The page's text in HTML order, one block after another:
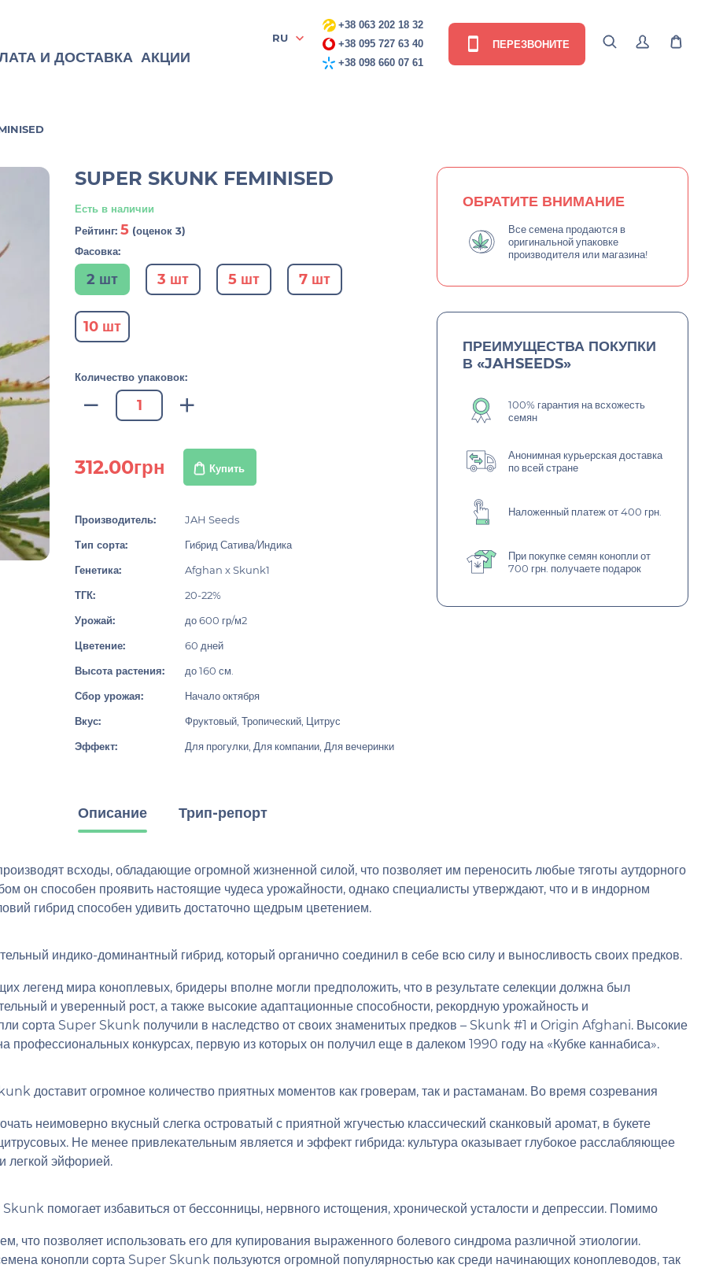
И ДОСТАВКА АКЦИИ
RU
+38 063 202 18 32
+38 095 727 63 40
+38 098 660 07 61
ПЕРЕЗВОНИТЕ
SUPER SKUNK FEMINISED
Есть в наличии
Рейтинг: 5 (оценок 3)
Фасовка:
2 шт 3 шт 5 шт 7 шт
10 шт
Количество упаковок:
312.00грн Купить
Производитель:
JAH Seeds
Тип сорта:
Гибрид Сатива/Индика
Генетика:
Afghan x Skunk1
ТГК:
20-22%
Урожай:
до 600 гр/м2
Цветение:
60 дней
Высота растения:
до 160 см.
Сбор урожая:
Начало октября
Вкус:
Фруктовый, Тропический, Цитрус
Эффект:
Для прогулки, Для компании, Для вечеринки
ОБРАТИТЕ ВНИМАНИЕ
Все семена продаются в
оригинальной упаковке
производителя или магазина!
ПРЕИМУЩЕСТВА ПОКУПКИ
В «JAHSEEDS»
100% гарантия на всхожесть
семян
Анонимная курьерская доставка
по всей стране
Наложенный платеж от 400 грн.
При покупке семян конопли от
700 грн. получаете подарок
Описание Трип-репорт
всходы, обладающие огромной жизненной силой, что позволяет им переносить любые тяготы аутдорного
он способен проявить настоящие чудеса урожайности, однако специалисты утверждают, что и в индорном
гибрид способен удивить достаточно щедрым цветением.
индико-доминантный гибрид, который органично соединил в себе всю силу и выносливость своих предков.
легенд мира коноплевых, бридеры вполне могли предположить, что в результате селекции должна был
и уверенный рост, а также высокие адаптационные способности, рекордную урожайность и
сорта Super Skunk получили в наследство от своих знаменитых предков – Skunk #1 и Origin Afghani. Высокие
профессиональных конкурсах, первую из которых он получил еще в далеком 1990 году на «Кубке каннабиса».
доставит огромное количество приятных моментов как гроверам, так и растаманам. Во время созревания
неимоверно вкусный слегка островатый с приятной жгучестью классический сканковый аромат, в букете
Не менее привлекательным является и эффект гибрида: культура оказывает глубокое расслабляющее
легкой эйфорией.
помогает избавиться от бессонницы, нервного истощения, хронической усталости и депрессии. Помимо
позволяет использовать его для купирования выраженного болевого синдрома различной этиологии.
конопли сорта Super Skunk пользуются огромной популярностью как среди начинающих коноплеводов, так